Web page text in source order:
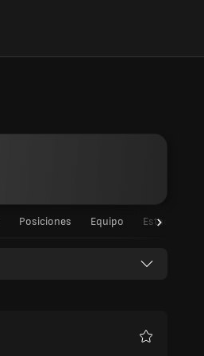
Posiciones Equipo Estadísticas